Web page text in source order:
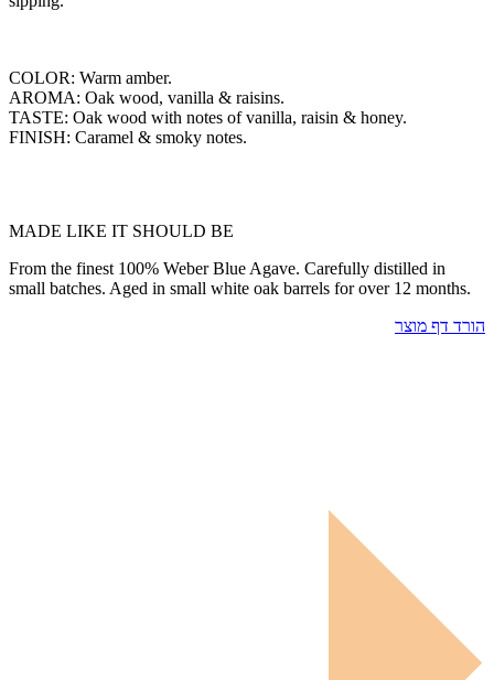
COLOR: Warm amber.
AROMA: Oak wood, vanilla & raisins.
TASTE: Oak wood with notes of vanilla, raisin & honey.
FINISH: Caramel & smoky notes.
MADE LIKE IT SHOULD BE
From the finest 100% Weber Blue Agave. Carefully distilled in
small batches. Aged in small white oak barrels for over 12 months.
הורד דף מוצר